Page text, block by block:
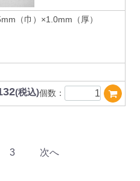
（巾）×1.0mm（厚）
(税込)個数：
3 次へ